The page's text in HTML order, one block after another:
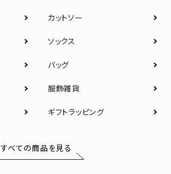
カットソー
ソックス
バッグ
服飾雑貨
ギフトラッピング
すべての商品を見る